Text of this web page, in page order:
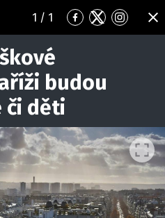
1 / 1
Přejít
na
Přejít
na
Přejít
na
budou
či děti